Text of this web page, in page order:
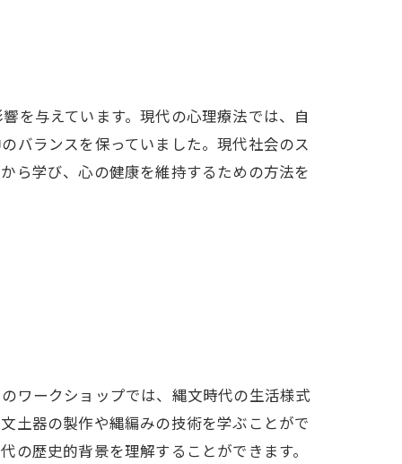
を与えています。現代の心理療法では、自
バランスを保っていました。現代社会のス
ら学び、心の健康を維持するための方法を
ワークショップでは、縄文時代の生活様式
土器の製作や縄編みの技術を学ぶことがで
歴史的背景を理解することができます。